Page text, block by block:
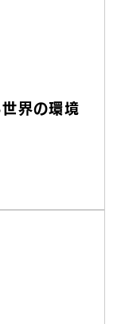
界の環境